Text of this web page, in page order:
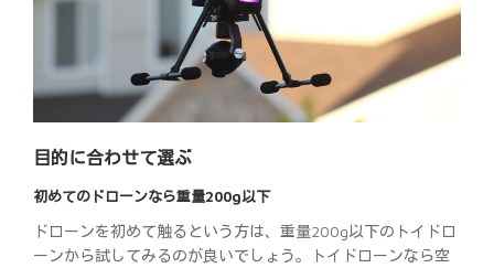
目的に合わせて選ぶ
初めてのドローンなら重量200g以下
ドローンを初めて触るという方は、重量200g以下のトイドロ
ーンから試してみるのが良いでしょう。トイドローンなら空